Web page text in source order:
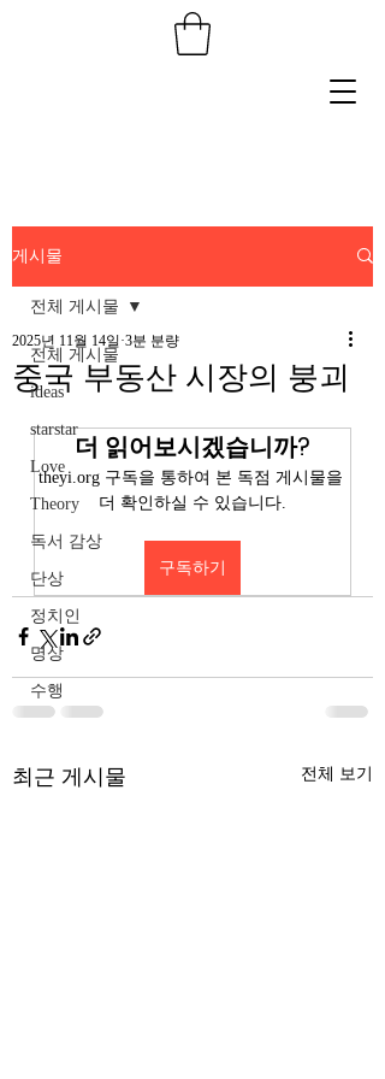
게시물
전체 게시물
ideas
starstar
Love
Theory
독서 감상
단상
정치인
명상
수행
전체 게시물
중국 부동산 시장의 붕괴
2025년 11월 14일 3분 분량
더 읽어보시겠습니까?
theyi.org 구독을 통하여 본 독점 게시물을
더 확인하실 수 있습니다.
구독하기
최근 게시물 전체 보기